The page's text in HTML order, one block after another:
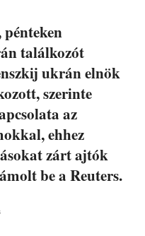
találkozót
ukrán elnök
szerinte
az
ehhez
zárt ajtók
be a Reuters.